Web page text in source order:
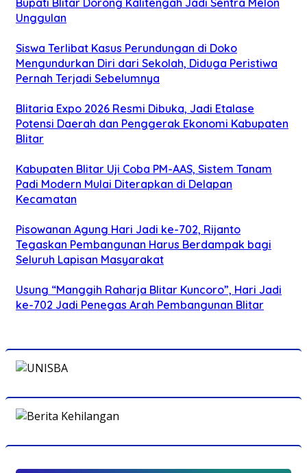
Unggulan
Siswa Terlibat Kasus Perundungan di Doko
Mengundurkan Diri dari Sekolah, Diduga Peristiwa
Pernah Terjadi Sebelumnya
Blitaria Expo 2026 Resmi Dibuka, Jadi Etalase
Potensi Daerah dan Penggerak Ekonomi Kabupaten
Blitar
Kabupaten Blitar Uji Coba PM-AAS, Sistem Tanam
Padi Modern Mulai Diterapkan di Delapan
Kecamatan
Pisowanan Agung Hari Jadi ke-702, Rijanto
Tegaskan Pembangunan Harus Berdampak bagi
Seluruh Lapisan Masyarakat
Usung “Manggih Raharja Blitar Kuncoro”, Hari Jadi
ke-702 Jadi Penegas Arah Pembangunan Blitar